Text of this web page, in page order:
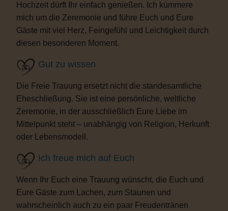
Hochzeit dürft Ihr einfach genießen. Ich kümmere
mich um die Zeremonie und führe Euch und Eure
Gäste mit viel Herz, Feingefühl und Leichtigkeit durch
diesen besonderen Moment.
Gut zu wissen
Die Freie Trauung ersetzt nicht die standesamtliche
Eheschließung. Sie ist eine persönliche, weltliche
Zeremonie, in der ausschließlich Eure Liebe im
Mittelpunkt steht – unabhängig von Religion, Herkunft
oder Lebensmodell.
Ich freue mich auf Euch
Wenn Ihr Euch eine Trauung wünscht, die Euch und
Eure Gäste zum Lachen, zum Staunen und
wahrscheinlich auch zu ein paar Freudentränen